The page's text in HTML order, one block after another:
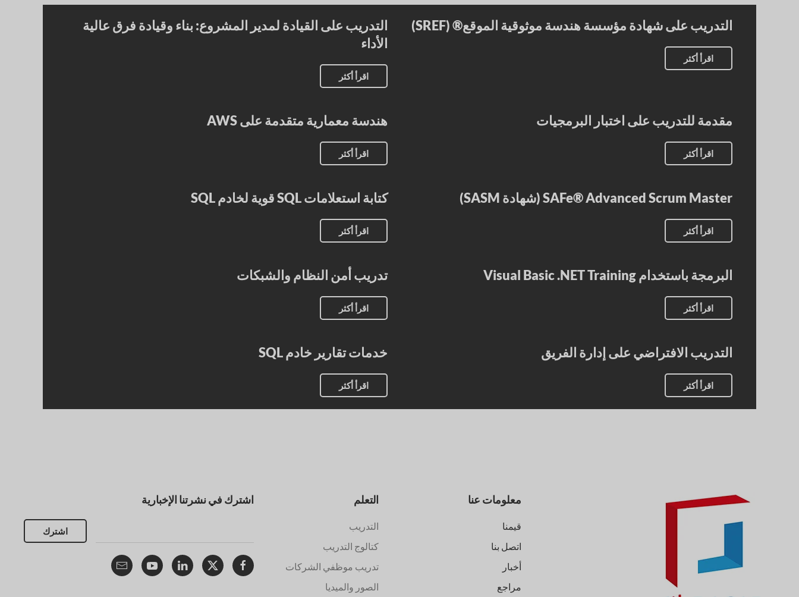
التدريب على شهادة مؤسسة هندسة موثوقية الموقع® (SREF)
اقرأ أكثر
التدريب على القيادة لمدير المشروع: بناء وقيادة فرق عالية
الأداء
اقرأ أكثر
مقدمة للتدريب على اختبار البرمجيات
اقرأ أكثر
هندسة معمارية متقدمة على AWS
اقرأ أكثر
SAFe® Advanced Scrum Master (شهادة SASM)
اقرأ أكثر
كتابة استعلامات SQL قوية لخادم SQL
اقرأ أكثر
البرمجة باستخدام Visual Basic .NET Training
اقرأ أكثر
تدريب أمن النظام والشبكات
اقرأ أكثر
التدريب الافتراضي على إدارة الفريق
اقرأ أكثر
خدمات تقارير خادم SQL
اقرأ أكثر
معلومات عنا
قيمنا
اتصل بنا
أخبار
مراجع
التعلم
التدريب
كتالوج التدريب
تدريب موظفي الشركات
الصور والميديا
اشترك في نشرتنا الإخبارية
اشترك